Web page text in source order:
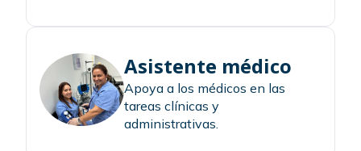
Asistente médico
Apoya a los médicos en las
tareas clínicas y
administrativas.